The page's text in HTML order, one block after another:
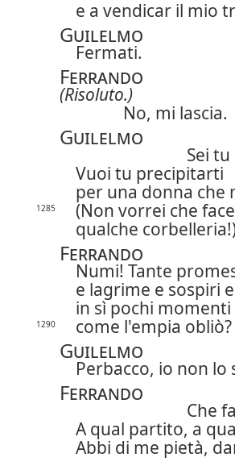
e a vendicar il mio
Guilelmo
Fermati.
Ferrando
(Risoluto.)
No, mi lascia.
Guilelmo
Sei tu
Vuoi tu precipitarti
per una donna che
1285
(Non vorrei che
qualche
Ferrando
Numi! Tante
e lagrime e sospiri
in sì pochi momenti
1290 come l'empia obliò?
Guilelmo
Perbacco, io non lo
Ferrando
Che
A qual partito, a
Abbi di me pietà,